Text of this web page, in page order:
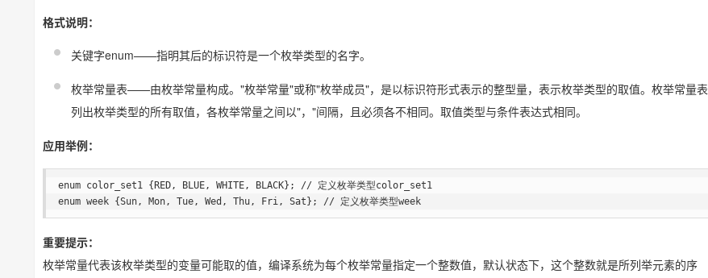
格式说明：
关键字enum——指明其后的标识符是一个枚举类型的名字。
枚举常量表——由枚举常量构成。"枚举常量"或称"枚举成员"，是以标识符形式表示的整型量，表示枚举类型的取值。枚举常量表
列出枚举类型的所有取值，各枚举常量之间以"，"间隔，且必须各不相同。取值类型与条件表达式相同。
应用举例：
enum color_set1 {RED, BLUE, WHITE, BLACK}; // 定义枚举类型color_set1
enum week {Sun, Mon, Tue, Wed, Thu, Fri, Sat}; // 定义枚举类型week
重要提示：
枚举常量代表该枚举类型的变量可能取的值，编译系统为每个枚举常量指定一个整数值，默认状态下，这个整数就是所列举元素的序